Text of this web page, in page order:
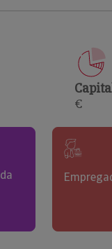
e analisar o risco
€